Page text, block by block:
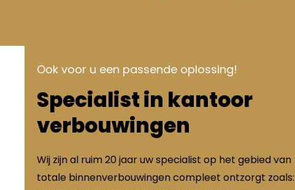
Ook voor u een passende oplossing!
Specialist in kantoor
verbouwingen
Wij zijn al ruim 20 jaar uw specialist op het gebied van
totale binnenverbouwingen compleet ontzorgt zoals: